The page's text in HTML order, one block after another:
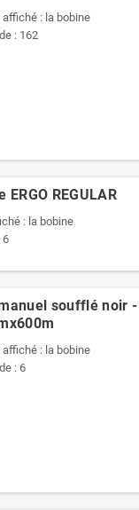
: la bobine
: 162
REGULAR
: la bobine
6
soufflé noir
: la bobine
: 6